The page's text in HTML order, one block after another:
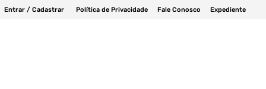
Entrar / Cadastrar Política de Privacidade Fale Conosco Expediente